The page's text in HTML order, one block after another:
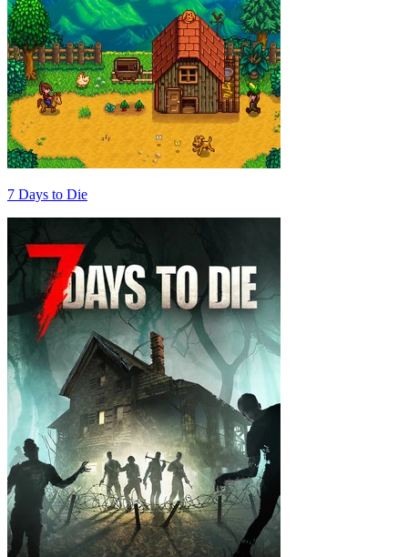
7 Days to Die